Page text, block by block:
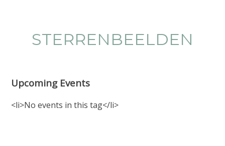
STERRENBEELDEN
Upcoming Events
<li>No events in this tag</li>